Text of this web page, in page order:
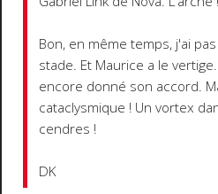
Bon, en même temps, j'ai
stade. Et Maurice a le
encore donné son accord.
cataclysmique ! Un vortex
cendres !
DK